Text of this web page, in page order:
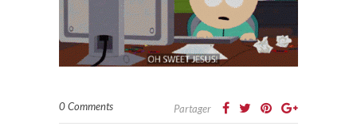
0 Comments Partager